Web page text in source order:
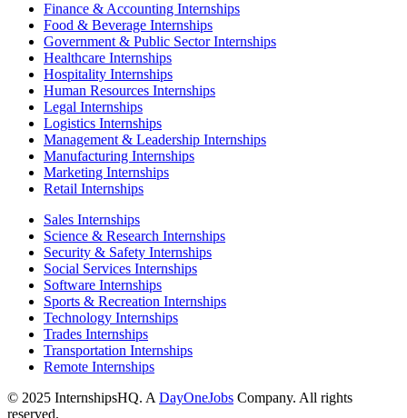
Finance & Accounting Internships
Food & Beverage Internships
Government & Public Sector Internships
Healthcare Internships
Hospitality Internships
Human Resources Internships
Legal Internships
Logistics Internships
Management & Leadership Internships
Manufacturing Internships
Marketing Internships
Retail Internships
Sales Internships
Science & Research Internships
Security & Safety Internships
Social Services Internships
Software Internships
Sports & Recreation Internships
Technology Internships
Trades Internships
Transportation Internships
Remote Internships
© 2025 InternshipsHQ. A DayOneJobs Company. All rights
reserved.